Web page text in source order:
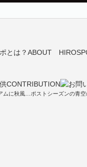
に秋風…ポストシーズンの青